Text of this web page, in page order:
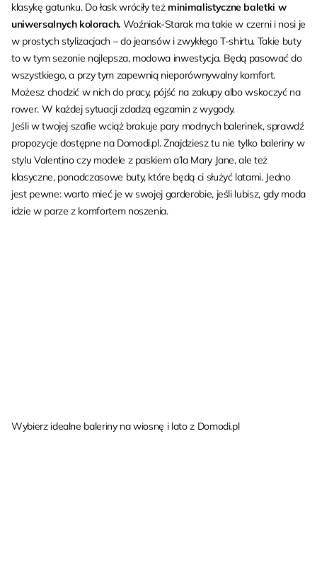
klasykę gatunku. Do łask wróciły teżminimalistyczne baletki w
uniwersalnych kolorach. Woźniak-Starak ma takie w czerni i nosi je
w prostych stylizacjach – do jeansów i zwykłego T-shirtu. Takie buty
to w tym sezonie najlepsza, modowa inwestycja. Będą pasować do
wszystkiego, a przy tym zapewnią nieporównywalny komfort.
Możesz chodzić w nich do pracy, pójść na zakupy albo wskoczyć na
rower. W każdej sytuacji zdadzą egzamin z wygody.
Jeśli w twojej szafie wciąż brakuje pary modnych balerinek, sprawdź
propozycje dostępne na Domodi.pl. Znajdziesz tu nie tylko baleriny w
stylu Valentino czy modele z paskiem a’la Mary Jane, ale też
klasyczne, ponadczasowe buty, które będą ci służyć latami. Jedno
jest pewne: warto mieć je w swojej garderobie, jeśli lubisz, gdy moda
idzie w parze z komfortem noszenia.
Wybierz idealne baleriny na wiosnę i lato z Domodi.pl